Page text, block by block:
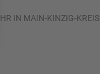
IN MAIN-KINZIG-KREIS